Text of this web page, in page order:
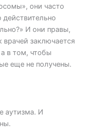
они часто
И они правы,
заключается
в том, чтобы
еще не получены.
аутизма. И